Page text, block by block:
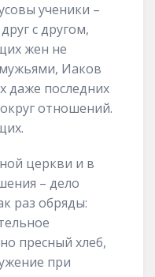
ученики –
с другом,
жен не
Иаков
даже последних
отношений.
церкви и в
– дело
раз обряды:
пресный хлеб,
при